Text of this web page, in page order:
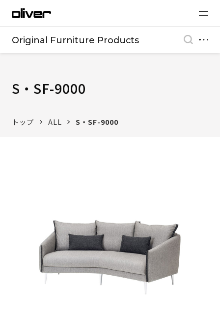
Original Furniture Products
S・SF-9000
トップ ALL S・SF-9000